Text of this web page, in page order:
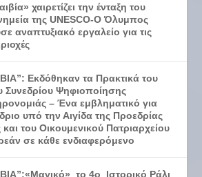
χαιρετίζει την ένταξη του
της UNESCO-Ο Όλυμπος
αναπτυξιακό εργαλείο για τις
Εκδόθηκαν τα Πρακτικά του
Συνεδρίου Ψηφιοποίησης
– Ένα εμβληματικό για
υπό την Αιγίδα της Προεδρίας
του Οικουμενικού Πατριαρχείου
σε κάθε ενδιαφερόμενο
το 4ο Ιστορικό Ράλι